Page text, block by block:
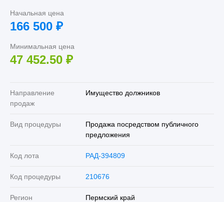
Начальная цена
166 500 ₽
Минимальная цена
47 452.50 ₽
Направление
продаж
Имущество должников
Вид процедуры
Продажа посредством публичного
предложения
Код лота РАД-394809
Код процедуры 210676
Регион Пермский край